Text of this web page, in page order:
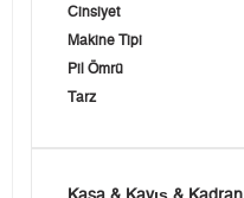
Cinsiyet
Makine Tipi
Pil Ömrü
Tarz